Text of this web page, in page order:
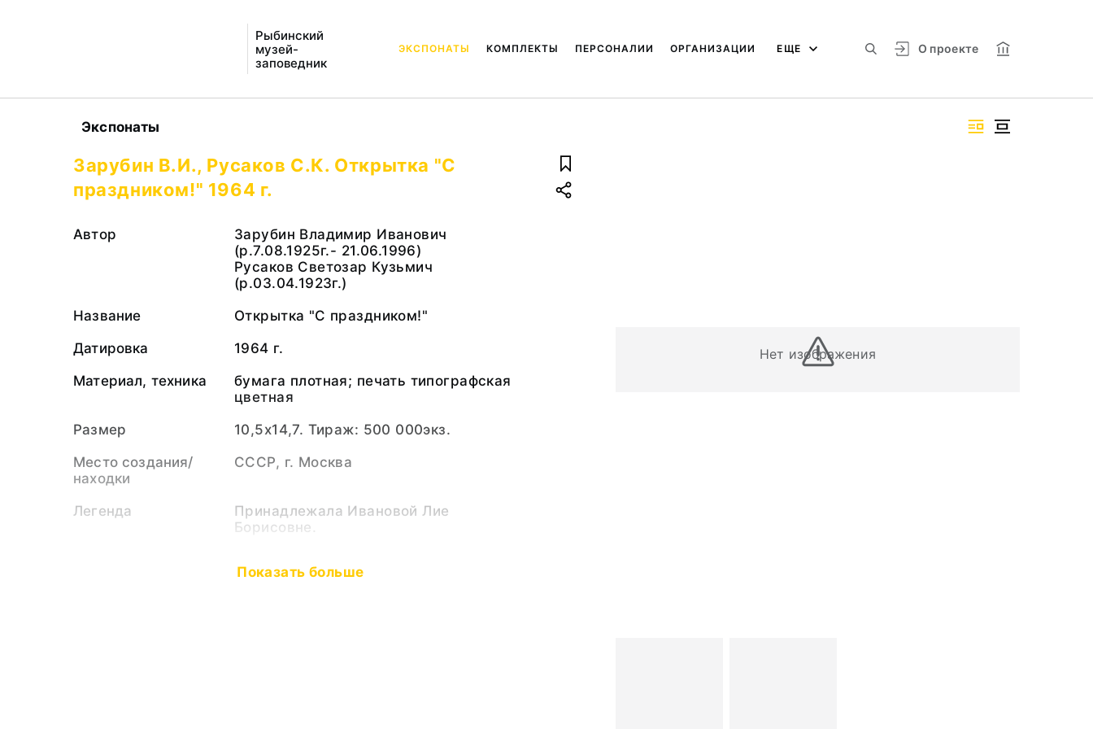
Рыбинский
музей-
заповедник
О проекте
ЭКСПОНАТЫ КОМПЛЕКТЫ ПЕРСОНАЛИИ ОРГАНИЗАЦИИ ЕЩЕ
Экспонаты
Нет изображения
Зарубин В.И., Русаков С.К. Открытка "С
праздником!" 1964 г.
Автор
Зарубин Владимир Иванович
(р.7.08.1925г.- 21.06.1996)
Русаков Светозар Кузьмич
(р.03.04.1923г.)
Название
Открытка "С праздником!"
Датировка
1964 г.
Материал, техника
бумага плотная; печать типографская
цветная
Размер
10,5х14,7. Тираж: 500 000экз.
Место создания/
находки
СССР, г. Москва
Легенда
Принадлежала Ивановой Лие
Борисовне.
Показать больше